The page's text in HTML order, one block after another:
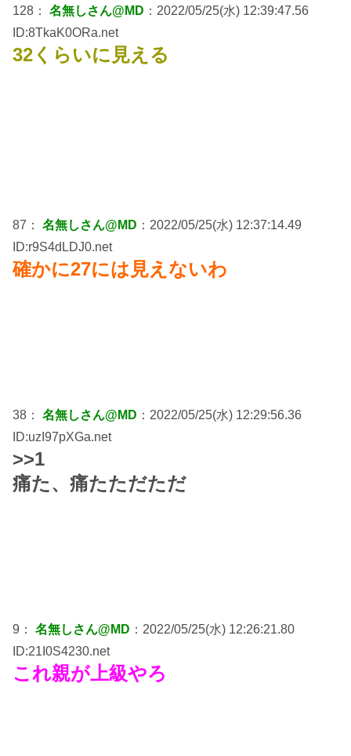
128： 名無しさん@MD ：2022/05/25(水) 12:39:47.56
ID:8TkaK0ORa.net
32くらいに見える
87： 名無しさん@MD ：2022/05/25(水) 12:37:14.49
ID:r9S4dLDJ0.net
確かに27には見えないわ
38： 名無しさん@MD ：2022/05/25(水) 12:29:56.36
ID:uzI97pXGa.net
>>1
痛た、痛たただただ
9： 名無しさん@MD ：2022/05/25(水) 12:26:21.80
ID:21I0S4230.net
これ親が上級やろ